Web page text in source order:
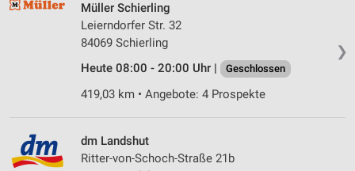
❯
Müller Schierling
Leierndorfer Str. 32
84069 Schierling
Heute 08:00 - 20:00 Uhr |
Geschlossen
419,03 km • Angebote: 4 Prospekte
dm Landshut
Ritter-von-Schoch-Straße 21b